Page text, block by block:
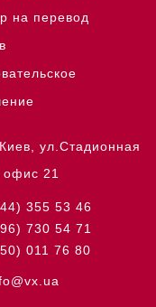
на перевод
Киев, ул.Стадионная
офис 21
355 53 46
730 54 71
011 76 80